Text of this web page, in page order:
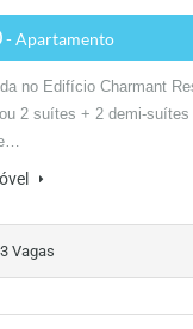
- Apartamento
no Edifício Charmant
2 suítes + 2 demi-
3 Vagas